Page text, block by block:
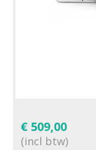
€ 509,00
(incl btw)